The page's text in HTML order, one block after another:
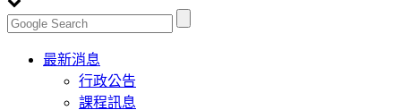
Toggle
navigation
最新消息
行政公告
課程訊息